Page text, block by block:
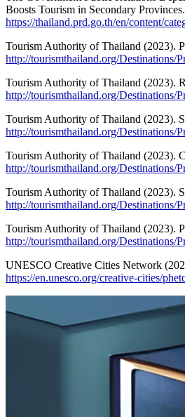
Boosts Tourism in Secondary Provinces.
https://thailand.prd.go.th/en/content/
Tourism Authority of Thailand (2023).
http://tourismthailand.org/Destinations/
Tourism Authority of Thailand (2023).
http://tourismthailand.org/Destinations/
Tourism Authority of Thailand (2023).
http://tourismthailand.org/Destinations/
Tourism Authority of Thailand (2023).
http://tourismthailand.org/Destinations/
Tourism Authority of Thailand (2023).
http://tourismthailand.org/Destinations/
Tourism Authority of Thailand (2023).
http://tourismthailand.org/Destinations/
UNESCO Creative Cities Network
https://en.unesco.org/creative-cities/